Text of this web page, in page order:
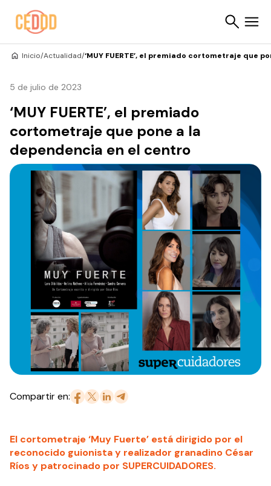
Inicio/Actualidad/‘MUY FUERTE’, el premiado cortometraje que
5 de julio de 2023
‘MUY FUERTE’, el premiado
cortometraje que pone a la
dependencia en el centro
Compartir en:
El cortometraje ‘Muy Fuerte’ está dirigido por el
reconocido guionista y realizador granadino César
Ríos y patrocinado por SUPERCUIDADORES.